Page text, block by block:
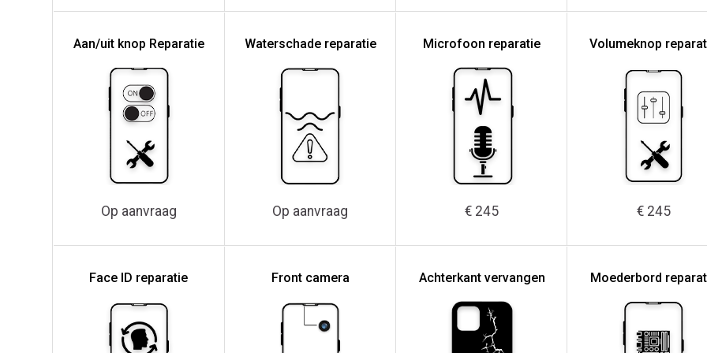
Aan/uit knop Reparatie
Op aanvraag
Waterschade reparatie
Op aanvraag
Microfoon reparatie
€ 245
Volumeknop
€ 245
Face ID reparatie Front camera Achterkant vervangen Moederbord